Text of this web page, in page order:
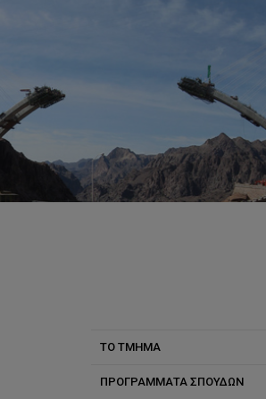
ΤΟ ΤΜΗΜΑ
ΠΡΟΓΡΑΜΜΑΤΑ ΣΠΟΥΔΩΝ